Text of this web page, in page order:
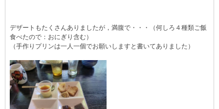
デザートもたくさんありましたが，満腹で・・・（何しろ４種類ご飯
食べたので：おにぎり含む）
（手作りプリンは一人一個でお願いしますと書いてありました）